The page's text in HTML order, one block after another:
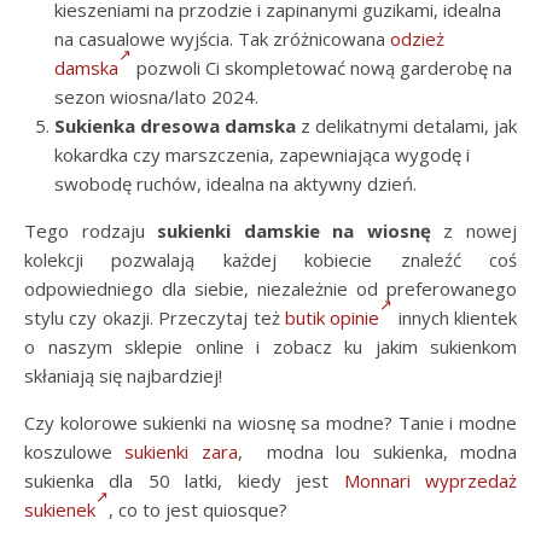
kieszeniami na przodzie i zapinanymi guzikami, idealna
na casualowe wyjścia. Tak zróżnicowana odzież
damska
pozwoli Ci skompletować nową garderobę na
sezon wiosna/lato 2024.
Sukienka dresowa damska z delikatnymi detalami, jak
kokardka czy marszczenia, zapewniająca wygodę i
swobodę ruchów, idealna na aktywny dzień.
Tego rodzaju sukienki damskie na wiosnęz nowej
kolekcji pozwalają każdej kobiecie znaleźć coś
odpowiedniego dla siebie, niezależnie od preferowanego
stylu czy okazji. Przeczytaj też butik opinie
innych klientek
o naszym sklepie online i zobacz ku jakim sukienkom
skłaniają się najbardziej!
Czy kolorowe sukienki na wiosnę sa modne? Tanie i modne
koszulowesukienki zara, modna lou sukienka, modna
sukienka dla 50 latki, kiedy jest Monnari wyprzedaż
sukienek , co to jest quiosque?